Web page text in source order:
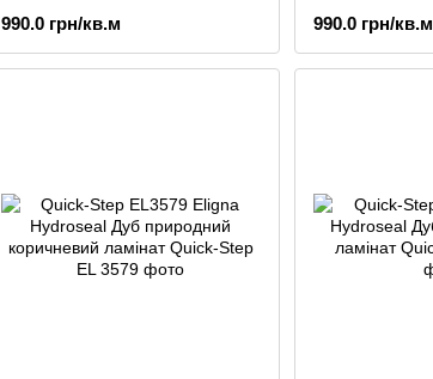
ламінат
990.0 грн/кв.м 990.0 грн/кв.м